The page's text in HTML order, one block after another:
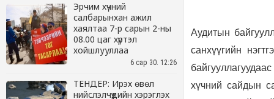
Эрчим хүчний
салбарынхан ажил
хаялтаа 7-р сарын 2-ны
08.00 цаг хүртэл
хойшлууллаа
6 сар 30. 12:26
ТЕНДЕР: Ирэх өвөл
нийслэлчүүдийн хэрэглэх